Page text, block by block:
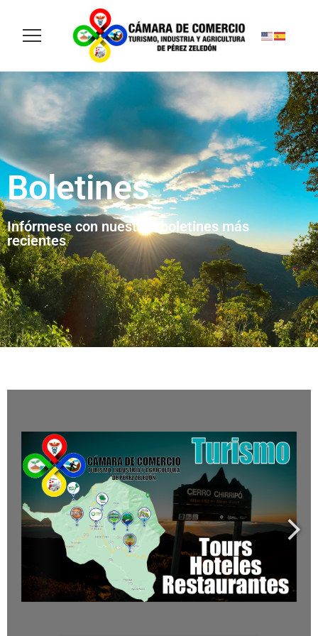
Boletines
Infórmese con nuestros boletines más
recientes